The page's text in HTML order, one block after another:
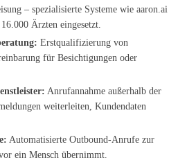
– spezialisierte Systeme wie aaron.ai
Ärzten eingesetzt.
Erstqualifizierung von
für Besichtigungen oder
Anrufannahme außerhalb der
weiterleiten, Kundendaten
Automatisierte Outbound-Anrufe zur
ein Mensch übernimmt.